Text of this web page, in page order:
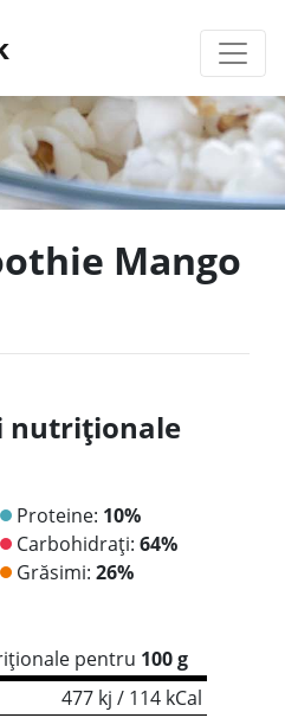
Mango
nutriționale
Proteine: 10%
Carbohidrați: 64%
Grăsimi: 26%
pentru 100 g
477 kj / 114 kCal